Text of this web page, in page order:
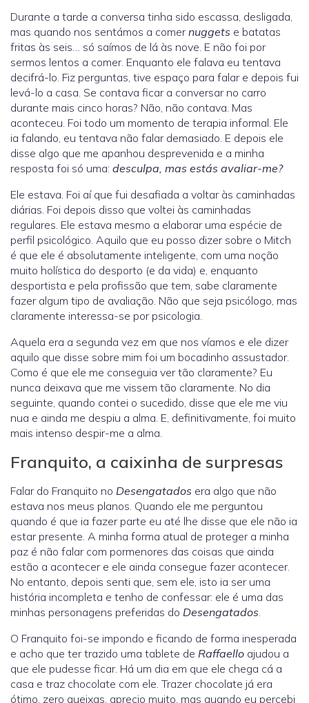
Durante a tarde a conversa tinha sido escassa, desligada,
mas quando nos sentámos a comernuggets e batatas
fritas às seis… só saímos de lá às nove. E não foi por
sermos lentos a comer. Enquanto ele falava eu tentava
decifrá-lo. Fiz perguntas, tive espaço para falar e depois fui
levá-lo a casa. Se contava ficar a conversar no carro
durante mais cinco horas? Não, não contava. Mas
aconteceu. Foi todo um momento de terapia informal. Ele
ia falando, eu tentava não falar demasiado. E depois ele
disse algo que me apanhou desprevenida e a minha
resposta foi só uma: desculpa, mas estás avaliar-me?
Ele estava. Foi aí que fui desafiada a voltar às caminhadas
diárias. Foi depois disso que voltei às caminhadas
regulares. Ele estava mesmo a elaborar uma espécie de
perfil psicológico. Aquilo que eu posso dizer sobre o Mitch
é que ele é absolutamente inteligente, com uma noção
muito holística do desporto (e da vida) e, enquanto
desportista e pela profissão que tem, sabe claramente
fazer algum tipo de avaliação. Não que seja psicólogo, mas
claramente interessa-se por psicologia.
Aquela era a segunda vez em que nos víamos e ele dizer
aquilo que disse sobre mim foi um bocadinho assustador.
Como é que ele me conseguia ver tão claramente? Eu
nunca deixava que me vissem tão claramente. No dia
seguinte, quando contei o sucedido, disse que ele me viu
nua e ainda me despiu a alma. E, definitivamente, foi muito
mais intenso despir-me a alma.
Franquito, a caixinha de surpresas
Falar do Franquito no Desengatados era algo que não
estava nos meus planos. Quando ele me perguntou
quando é que ia fazer parte eu até lhe disse que ele não ia
estar presente. A minha forma atual de proteger a minha
paz é não falar com pormenores das coisas que ainda
estão a acontecer e ele ainda consegue fazer acontecer.
No entanto, depois senti que, sem ele, isto ia ser uma
história incompleta e tenho de confessar: ele é uma das
minhas personagens preferidas do Desengatados.
O Franquito foi-se impondo e ficando de forma inesperada
e acho que ter trazido uma tablete de Raffaello ajudou a
que ele pudesse ficar. Há um dia em que ele chega cá a
casa e traz chocolate com ele. Trazer chocolate já era
ótimo, zero queixas, aprecio muito, mas quando eu percebi